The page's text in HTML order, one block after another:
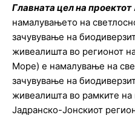
Главната цел на проектот
намалувањето на
зачувување на
живеалишта во регионот
Море) е намалување на
зачувување на
живеалишта во рамките на
Јадранско-Јонскиот